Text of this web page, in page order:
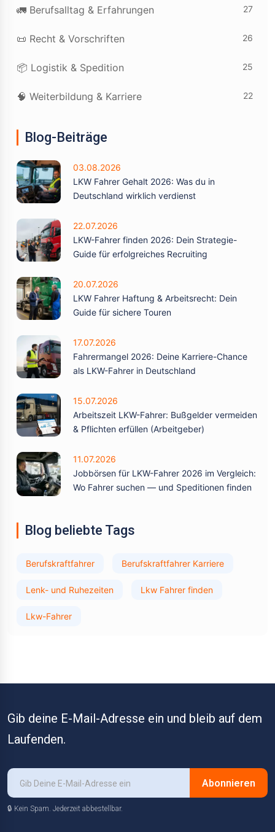
🚛 Berufsalltag & Erfahrungen 27
📜 Recht & Vorschriften 26
📦 Logistik & Spedition 25
🧠 Weiterbildung & Karriere 22
Blog-Beiträge
03.08.2026
LKW Fahrer Gehalt 2026: Was du in
Deutschland wirklich verdienst
22.07.2026
LKW-Fahrer finden 2026: Dein Strategie-
Guide für erfolgreiches Recruiting
20.07.2026
LKW Fahrer Haftung & Arbeitsrecht: Dein
Guide für sichere Touren
17.07.2026
Fahrermangel 2026: Deine Karriere-Chance
als LKW-Fahrer in Deutschland
15.07.2026
Arbeitszeit LKW-Fahrer: Bußgelder vermeiden
& Pflichten erfüllen (Arbeitgeber)
11.07.2026
Jobbörsen für LKW-Fahrer 2026 im Vergleich:
Wo Fahrer suchen — und Speditionen finden
Blog beliebte Tags
Berufskraftfahrer Berufskraftfahrer Karriere
Lenk- und Ruhezeiten Lkw Fahrer finden
Lkw-Fahrer
Gib deine E-Mail-Adresse ein und bleib auf dem
Laufenden.
Abonnieren
🔒 Kein Spam. Jederzeit abbestellbar.